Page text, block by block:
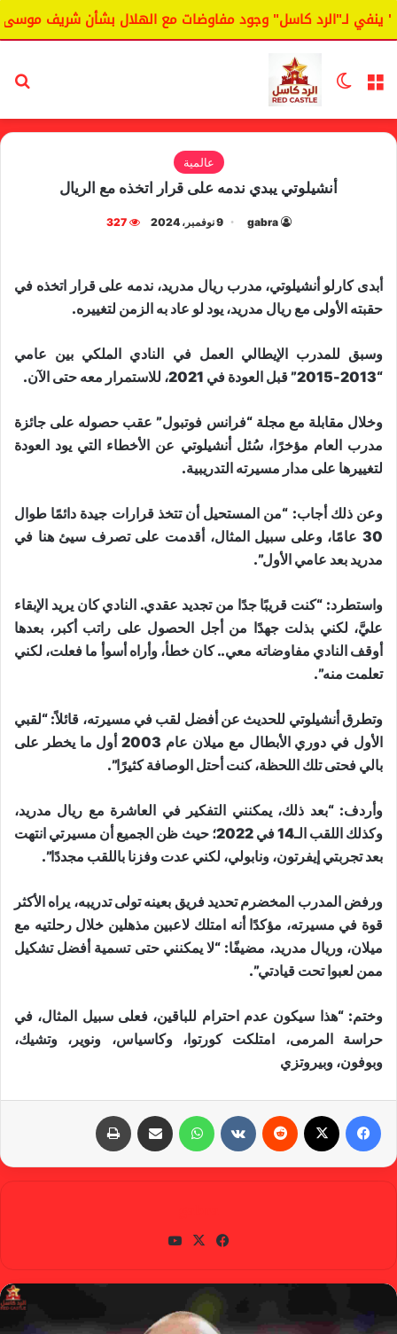
لـ"الرد كاسل" وجود مفاوضات مع الهلال بشأن شريف موسى.
القائمة الوضع المظلم
عالمية
أنشيلوتي يبدي ندمه على قرار اتخذه مع الريال
gabra 9 نوفمبر، 2024 327
أبدى كارلو أنشيلوتي، مدرب ريال مدريد، ندمه على قرار اتخذه في
حقبته الأولى مع ريال مدريد، يود لو عاد به الزمن لتغييره.
وسبق للمدرب الإيطالي العمل في النادي الملكي بين عامي
“2013-2015” قبل العودة في 2021، للاستمرار معه حتى الآن.
وخلال مقابلة مع مجلة “فرانس فوتبول” عقب حصوله على جائزة
مدرب العام مؤخرًا، سُئل أنشيلوتي عن الأخطاء التي يود العودة
لتغييرها على مدار مسيرته التدريبية.
وعن ذلك أجاب: “من المستحيل أن تتخذ قرارات جيدة دائمًا طوال
30 عامًا، وعلى سبيل المثال، أقدمت على تصرف سيئ هنا في
مدريد بعد عامي الأول”.
واستطرد: “كنت قريبًا جدًا من تجديد عقدي. النادي كان يريد الإبقاء
عليَّ، لكني بذلت جهدًا من أجل الحصول على راتب أكبر، بعدها
أوقف النادي مفاوضاته معي.. كان خطأ، وأراه أسوأ ما فعلت، لكني
تعلمت منه”.
وتطرق أنشيلوتي للحديث عن أفضل لقب في مسيرته، قائلاً: “لقبي
الأول في دوري الأبطال مع ميلان عام 2003 أول ما يخطر على
بالي فحتى تلك اللحظة، كنت أحتل الوصافة كثيرًا”.
وأردف: “بعد ذلك، يمكنني التفكير في العاشرة مع ريال مدريد،
وكذلك اللقب الـ14 في 2022؛ حيث ظن الجميع أن مسيرتي انتهت
بعد تجربتي إيفرتون، ونابولي، لكني عدت وفزنا باللقب مجددًا”.
ورفض المدرب المخضرم تحديد فريق بعينه تولى تدريبه، يراه الأكثر
قوة في مسيرته، مؤكدًا أنه امتلك لاعبين مذهلين خلال رحلتيه مع
ميلان، وريال مدريد، مضيفًا: “لا يمكنني حتى تسمية أفضل تشكيل
ممن لعبوا تحت قيادتي”.
وختم: “هذا سيكون عدم احترام للباقين، فعلى سبيل المثال، في
حراسة المرمى، امتلكت كورتوا، وكاسياس، ونوير، وتشيك،
وبوفون، وبيروتزي
واتساب
في
وك
X